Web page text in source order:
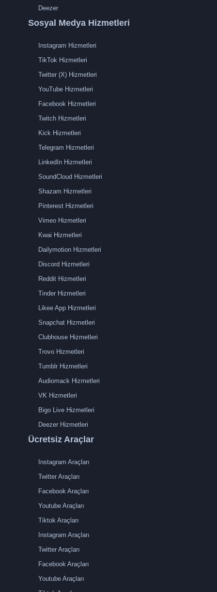
Deezer
Sosyal Medya Hizmetleri
Instagram Hizmetleri
TikTok Hizmetleri
Twitter (X) Hizmetleri
YouTube Hizmetleri
Facebook Hizmetleri
Twitch Hizmetleri
Kick Hizmetleri
Telegram Hizmetleri
LinkedIn Hizmetleri
SoundCloud Hizmetleri
Shazam Hizmetleri
Pinterest Hizmetleri
Vimeo Hizmetleri
Kwai Hizmetleri
Dailymotion Hizmetleri
Discord Hizmetleri
Reddit Hizmetleri
Tinder Hizmetleri
Likee App Hizmetleri
Snapchat Hizmetleri
Clubhouse Hizmetleri
Trovo Hizmetleri
Tumblr Hizmetleri
Audiomack Hizmetleri
VK Hizmetleri
Bigo Live Hizmetleri
Deezer Hizmetleri
Ücretsiz Araçlar
Instagram Araçları
Twitter Araçları
Facebook Araçları
Youtube Araçları
Tiktok Araçları
Instagram Araçları
Twitter Araçları
Facebook Araçları
Youtube Araçları